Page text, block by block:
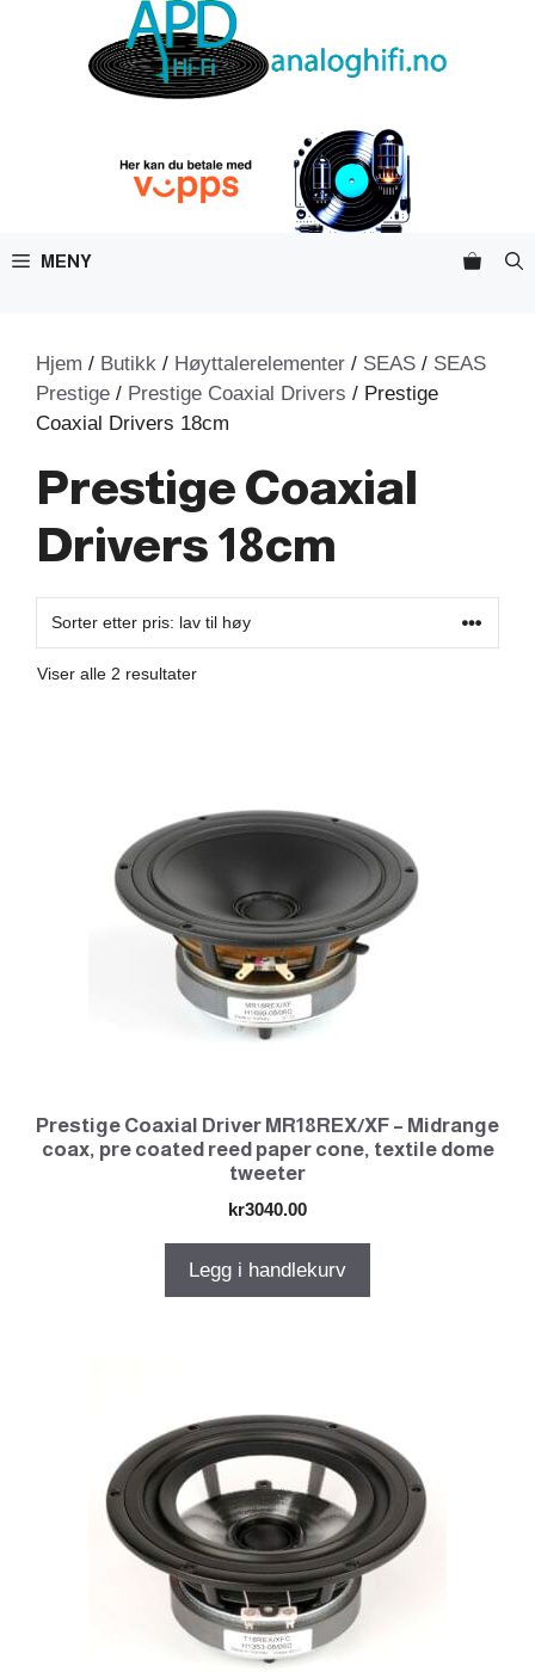
MENY
Hjem / Butikk / Høyttalerelementer / SEAS / SEAS
Prestige / Prestige Coaxial Drivers / Prestige
Coaxial Drivers 18cm
Prestige Coaxial
Drivers 18cm
Viser alle 2 resultaterSortert
Prestige Coaxial Driver MR18REX/XF – Midrange
coax, pre coated reed paper cone, textile dome
tweeter
kr3040.00
Legg i handlekurv